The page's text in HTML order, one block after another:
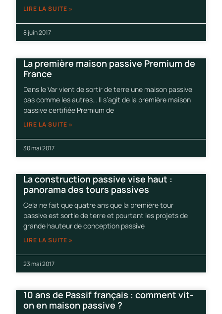
LIRE LA SUITE »
8 juin 2017
La première maison passive Premium de
France
Dans le Var vient de sortir de terre une maison passive
pas comme les autres… Il s’agit de la première maison
passive certifiée Premium de
LIRE LA SUITE »
30 mai 2017
La construction passive vise haut :
panorama des tours passives
Cela ne fait que quatre ans que la première tour
passive est sortie de terre et pourtant les projets de
grande hauteur de conception passive
LIRE LA SUITE »
23 mai 2017
10 ans de Passif français : comment vit-
on en maison passive ?